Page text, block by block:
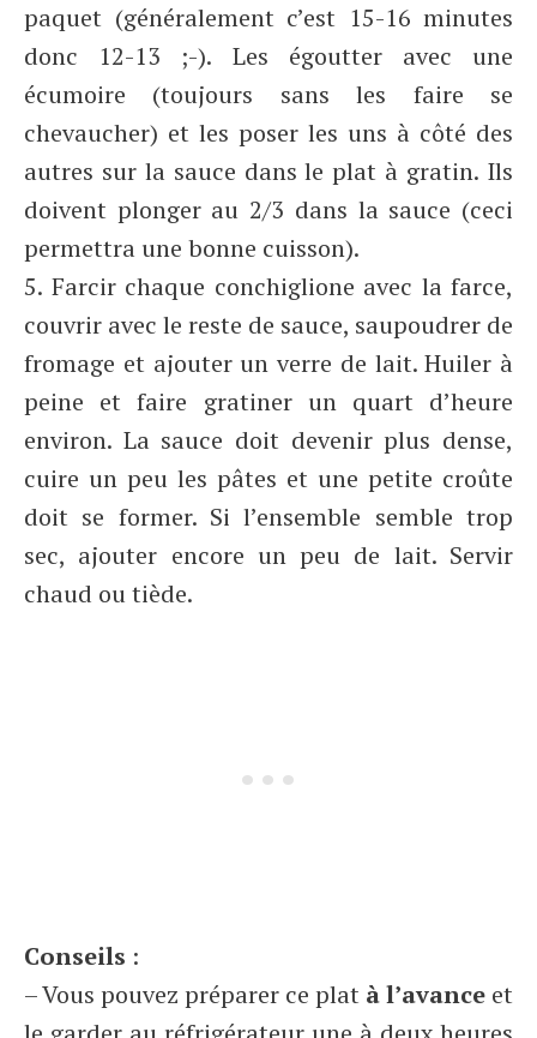
paquet (généralement c’est 15-16 minutes
donc 12-13 ;-). Les égoutter avec une
écumoire (toujours sans les faire se
chevaucher) et les poser les uns à côté des
autres sur la sauce dans le plat à gratin. Ils
doivent plonger au 2/3 dans la sauce (ceci
permettra une bonne cuisson).
5. Farcir chaque conchiglione avec la farce,
couvrir avec le reste de sauce, saupoudrer de
fromage et ajouter un verre de lait. Huiler à
peine et faire gratiner un quart d’heure
environ. La sauce doit devenir plus dense,
cuire un peu les pâtes et une petite croûte
doit se former. Si l’ensemble semble trop
sec, ajouter encore un peu de lait. Servir
chaud ou tiède.
Conseils :
– Vous pouvez préparer ce plat à l’avance et